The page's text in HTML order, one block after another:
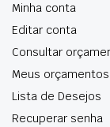
Minha conta
Editar conta
Consultar
Meus orçamentos
Lista de Desejos
Recuperar senha